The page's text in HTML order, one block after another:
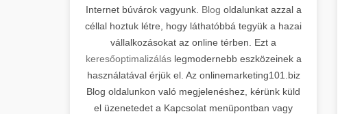
Internet búvárok vagyunk. Blog oldalunkat azzal a
céllal hoztuk létre, hogy láthatóbbá tegyük a hazai
vállalkozásokat az online térben. Ezt a
keresőoptimalizáláslegmodernebb eszközeinek a
használatával érjük el. Az onlinemarketing101.biz
Blog oldalunkon való megjelenéshez, kérünk küld
el üzenetedet a Kapcsolat menüpontban vagy